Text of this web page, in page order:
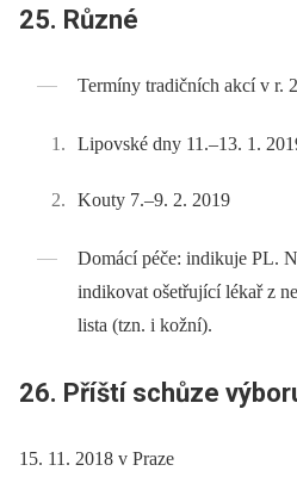
25. Různé
Termíny tradičních akcí v r.
Lipovské dny 11.–13. 1.
Kouty 7.–9. 2. 2019
Domácí péče: indikuje PL.
indikovat ošetřující lékař z
lista (tzn. i kožní).
26. Příští schůze
15. 11. 2018 v Praze